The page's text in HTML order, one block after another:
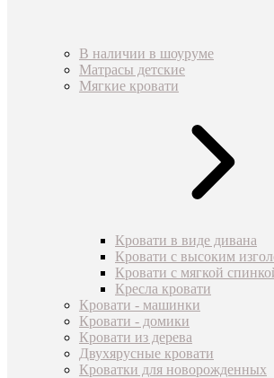
В наличии в шоуруме
Матрасы детские
Мягкие кровати
Кровати в виде дивана
Кровати с высоким
Кровати с мягкой
Кресла кровати
Кровати - машинки
Кровати - домики
Кровати из дерева
Двухярусные кровати
Кроватки для новорожденных